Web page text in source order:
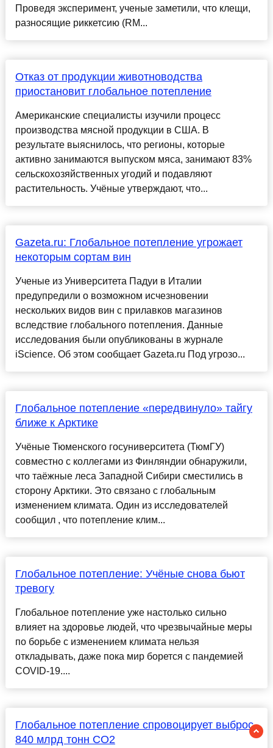
Проведя эксперимент, ученые заметили, что клещи,
разносящие риккетсию (RM...
Отказ от продукции животноводства
приостановит глобальное потепление
Американские специалисты изучили процесс
производства мясной продукции в США. В
результате выяснилось, что регионы, которые
активно занимаются выпуском мяса, занимают 83%
сельскохозяйственных угодий и подавляют
растительность. Учёные утверждают, что...
Gazeta.ru: Глобальное потепление угрожает
некоторым сортам вин
Ученые из Университета Падуи в Италии
предупредили о возможном исчезновении
нескольких видов вин с прилавков магазинов
вследствие глобального потепления. Данные
исследования были опубликованы в журнале
iScience. Об этом сообщает Gazeta.ru Под угрозо...
Глобальное потепление «передвинуло» тайгу
ближе к Арктике
Учёные Тюменского госуниверситета (ТюмГУ)
совместно с коллегами из Финляндии обнаружили,
что таёжные леса Западной Сибири сместились в
сторону Арктики. Это связано с глобальным
изменением климата. Один из исследователей
сообщил , что потепление клим...
Глобальное потепление: Учёные снова бьют
тревогу
Глобальное потепление уже настолько сильно
влияет на здоровье людей, что чрезвычайные меры
по борьбе с изменением климата нельзя
откладывать, даже пока мир борется с пандемией
COVID-19....
Глобальное потепление спровоцирует выброс
840 млрд тонн CO2